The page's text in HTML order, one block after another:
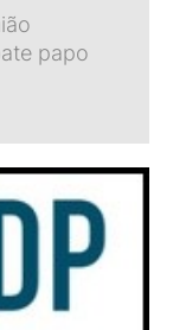
papo